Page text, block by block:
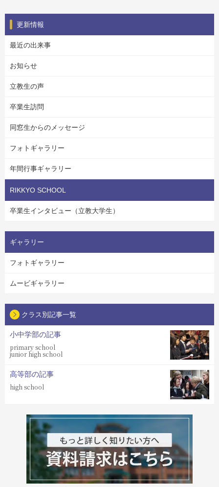
更新情報
最近の出来事
お知らせ
立教生の声
卒業生訪問
同窓生からのメッセージ
フォトギャラリー
年間行事ギャラリー
RIKKYO SCHOOL
卒業生インタビュー（立教大学生）
ギャラリー
フォトギャラリー
ムービギャラリー
クラス別記事一覧
小中学部の記事
primary school
junior high school
高等部の記事
high school